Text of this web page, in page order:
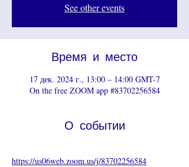
See other events
Время и место
17 дек. 2024 г., 13:00 – 14:00 GMT-7
On the free ZOOM app #83702256584
О событии
https://us06web.zoom.us/j/83702256584